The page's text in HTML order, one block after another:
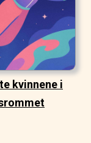
kvinnene i